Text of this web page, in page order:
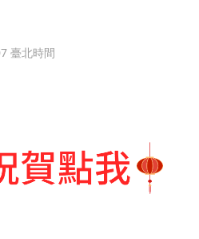
臺北時間